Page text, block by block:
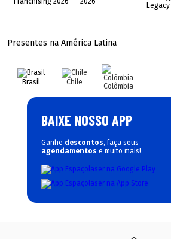
Presentes na América Latina
Brasil Chile Colômbia
BAIXE NOSSO APP
Ganhe descontos, faça seus
agendamentos e muito mais!